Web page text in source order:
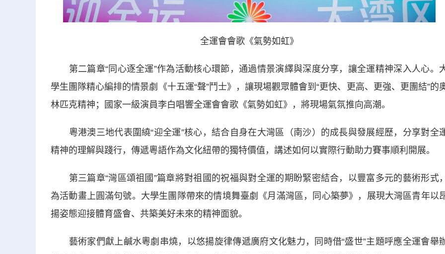
全運會會歌《氣勢如虹》
第二篇章“同心逐全運”作為活動核心環節，通過情景演繹與深度分享，讓全運精神深入人心。
學生團隊精心編排的情景劇《十五運“聲”鬥士》，讓現場觀眾體會到“更快、更高、更強、更團結”的
林匹克精神；國家一級演員李白唱響全運會會歌《氣勢如虹》，將現場氣氛推向高潮。
粵港澳三地代表圍繞“迎全運”核心，結合自身在大灣區（南沙）的成長與發展經歷，分享對全
精神的理解與踐行，傳遞粵語作為文化紐帶的獨特價值，講述如何以實際行動助力賽事順利開展。
第三篇章“灣區頌祖國”篇章將對祖國的祝福與對全運的期盼緊密結合，以豐富多元的藝術形式
為活動畫上圓滿句號。大學生團隊帶來的情境舞臺劇《月滿灣區，同心築夢》，展現大灣區青年以
揚姿態迎接體育盛會、共築美好未來的精神面貌。
藝術家們獻上鹹水粵劇串燒，以悠揚旋律傳遞廣府文化魅力，同時借“盛世”主題呼應全運會舉